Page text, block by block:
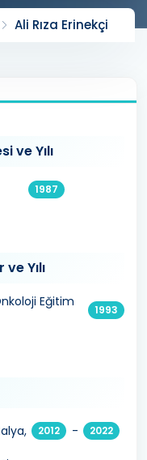
Ali Rıza Erinekçi
ve Yılı
1987
Yılı
Eğitim
1993
2012 - 2022